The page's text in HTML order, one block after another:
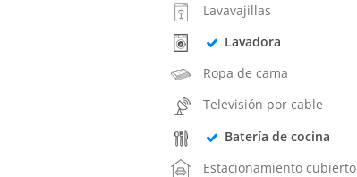
Lavavajillas
Lavadora
Ropa de cama
Televisión por cable
Batería de cocina
Estacionamiento cubierto